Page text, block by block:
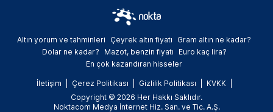
Altın yorum ve tahminleri Çeyrek altın fiyatı
Gram altın ne kadar?
Dolar ne kadar?
Mazot, benzin fiyatı
Euro kaç lira?
En çok kazandıran hisseler
İletişim Çerez Politikası Gizlilik Politikası
KVKK
Copyright © 2026 Her Hakkı Saklıdır.
Noktacom Medya İnternet Hiz. San. ve Tic. A.Ş.